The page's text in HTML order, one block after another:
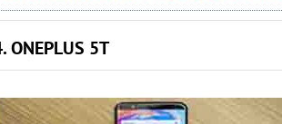
ONEPLUS 5T